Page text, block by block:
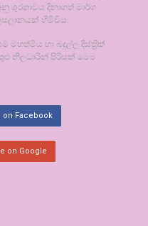
ශූරතාවය දිනාගත් මාර්ග
හිමිවිය.
මහත්මිය හා බදුල්ල දිස්ත්‍රික්
නිලධාරින් පිරිසක් මෙම
on Facebook
on Google